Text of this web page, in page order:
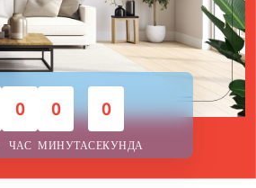
0
ЧАС
0
МИНУТА
0
СЕКУНДА